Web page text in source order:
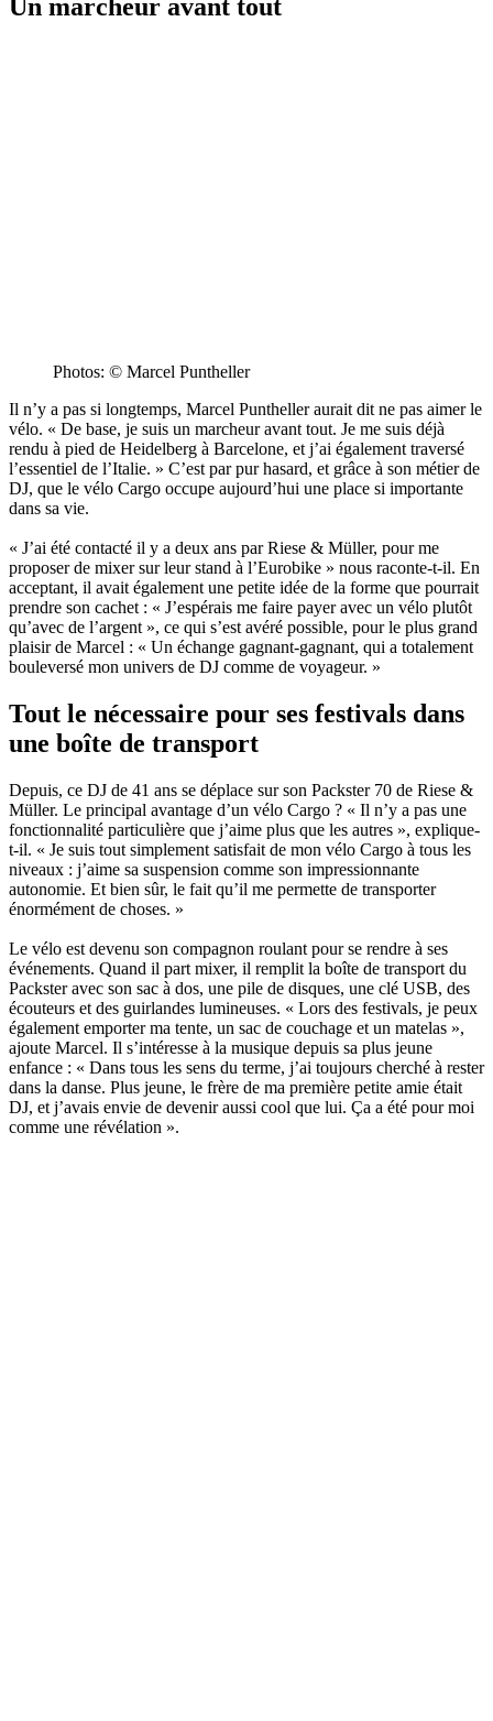
Un marcheur avant tout
Photos: © Marcel Puntheller
Il n’y a pas si longtemps, Marcel Puntheller aurait dit ne pas aimer le
vélo. « De base, je suis un marcheur avant tout. Je me suis déjà
rendu à pied de Heidelberg à Barcelone, et j’ai également traversé
l’essentiel de l’Italie. » C’est par pur hasard, et grâce à son métier de
DJ, que le vélo Cargo occupe aujourd’hui une place si importante
dans sa vie.
« J’ai été contacté il y a deux ans par Riese & Müller, pour me
proposer de mixer sur leur stand à l’Eurobike » nous raconte-t-il. En
acceptant, il avait également une petite idée de la forme que pourrait
prendre son cachet : « J’espérais me faire payer avec un vélo plutôt
qu’avec de l’argent », ce qui s’est avéré possible, pour le plus grand
plaisir de Marcel : « Un échange gagnant-gagnant, qui a totalement
bouleversé mon univers de DJ comme de voyageur. »
Tout le nécessaire pour ses festivals dans
une boîte de transport
Depuis, ce DJ de 41 ans se déplace sur son Packster 70 de Riese &
Müller. Le principal avantage d’un vélo Cargo ? « Il n’y a pas une
fonctionnalité particulière que j’aime plus que les autres », explique-
t-il. « Je suis tout simplement satisfait de mon vélo Cargo à tous les
niveaux : j’aime sa suspension comme son impressionnante
autonomie. Et bien sûr, le fait qu’il me permette de transporter
énormément de choses. »
Le vélo est devenu son compagnon roulant pour se rendre à ses
événements. Quand il part mixer, il remplit la boîte de transport du
Packster avec son sac à dos, une pile de disques, une clé USB, des
écouteurs et des guirlandes lumineuses. « Lors des festivals, je peux
également emporter ma tente, un sac de couchage et un matelas »,
ajoute Marcel. Il s’intéresse à la musique depuis sa plus jeune
enfance : « Dans tous les sens du terme, j’ai toujours cherché à rester
dans la danse. Plus jeune, le frère de ma première petite amie était
DJ, et j’avais envie de devenir aussi cool que lui. Ça a été pour moi
comme une révélation ».